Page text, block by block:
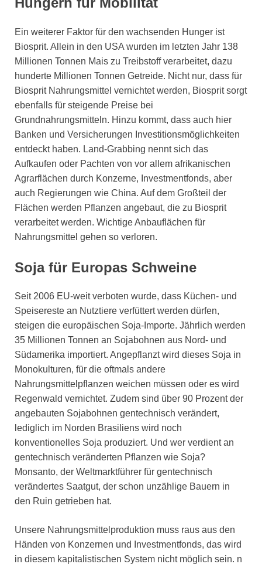
Ein weiterer Faktor für den wachsenden Hunger ist
Biosprit. Allein in den USA wurden im letzten Jahr 138
Millionen Tonnen Mais zu Treibstoff verarbeitet, dazu
hunderte Millionen Tonnen Getreide. Nicht nur, dass für
Biosprit Nahrungsmittel vernichtet werden, Biosprit sorgt
ebenfalls für steigende Preise bei
Grundnahrungsmitteln. Hinzu kommt, dass auch hier
Banken und Versicherungen Investitionsmöglichkeiten
entdeckt haben. Land-Grabbing nennt sich das
Aufkaufen oder Pachten von vor allem afrikanischen
Agrarflächen durch Konzerne, Investmentfonds, aber
auch Regierungen wie China. Auf dem Großteil der
Flächen werden Pflanzen angebaut, die zu Biosprit
verarbeitet werden. Wichtige Anbauflächen für
Nahrungsmittel gehen so verloren.
Soja für Europas Schweine
Seit 2006 EU-weit verboten wurde, dass Küchen- und
Speisereste an Nutztiere verfüttert werden dürfen,
steigen die europäischen Soja-Importe. Jährlich werden
35 Millionen Tonnen an Sojabohnen aus Nord- und
Südamerika importiert. Angepflanzt wird dieses Soja in
Monokulturen, für die oftmals andere
Nahrungsmittelpflanzen weichen müssen oder es wird
Regenwald vernichtet. Zudem sind über 90 Prozent der
angebauten Sojabohnen gentechnisch verändert,
lediglich im Norden Brasiliens wird noch
konventionelles Soja produziert. Und wer verdient an
gentechnisch veränderten Pflanzen wie Soja?
Monsanto, der Weltmarktführer für gentechnisch
verändertes Saatgut, der schon unzählige Bauern in
den Ruin getrieben hat.
Unsere Nahrungsmittelproduktion muss raus aus den
Händen von Konzernen und Investmentfonds, das wird
in diesem kapitalistischen System nicht möglich sein. n